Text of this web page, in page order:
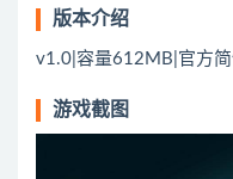
版本介绍
v1.0|容量612MB|官方
游戏截图